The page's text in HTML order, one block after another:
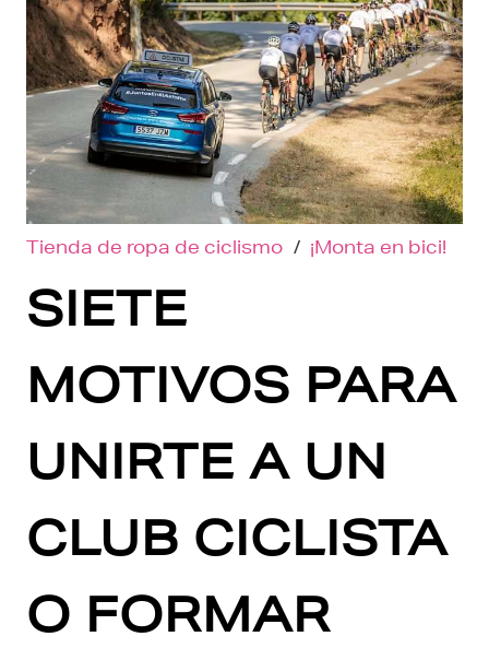
Tienda de ropa de ciclismo / ¡Monta en bici!
SIETE
MOTIVOS PARA
UNIRTE A UN
CLUB CICLISTA
O FORMAR